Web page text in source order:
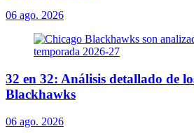
06 ago. 2026
32 en 32: Análisis detallado de
Blackhawks
06 ago. 2026